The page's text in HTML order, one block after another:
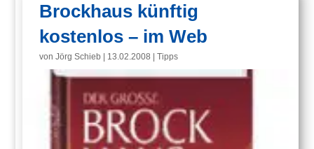
Brockhaus künftig
kostenlos – im Web
vonJörg Schieb 13.02.2008 |Tipps